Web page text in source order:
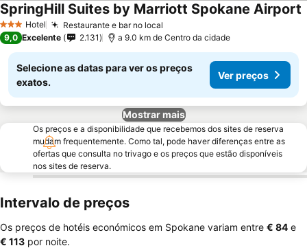
3 EstrelasHotel Restaurante e bar no local
SpringHill Suites by Marriott Spokane Airport
9,0 Excelente 2.131 a 9.0 km de Centro da cidade
Selecione as datas para ver os preços
exatos.
Ver preços
Mostrar mais
Os preços e a disponibilidade que recebemos dos sites de reserva
mudam frequentemente. Como tal, pode haver diferenças entre as
ofertas que consulta no trivago e os preços que estão disponíveis
nos sites de reserva.
Intervalo de preços
Os preços de hotéis económicos em Spokane variam entre ‎€ 84 e
‎€ 113 por noite.